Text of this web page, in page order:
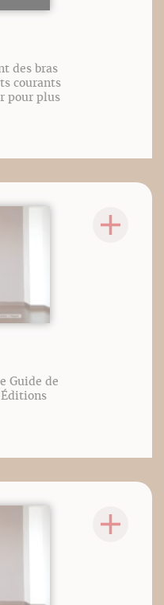
des bras
courants
pour plus
Guide de